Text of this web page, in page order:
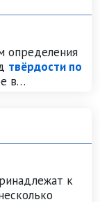
определения
твёрдости по
в
в
себе
Часто,
хотя
очевидно,
точки
являются
бытовых
к